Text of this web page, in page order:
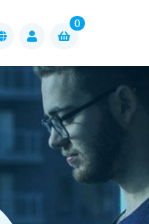
0